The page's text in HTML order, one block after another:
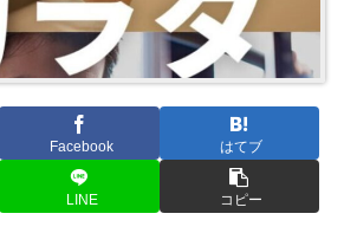
Facebook はてブ
LINE コピー